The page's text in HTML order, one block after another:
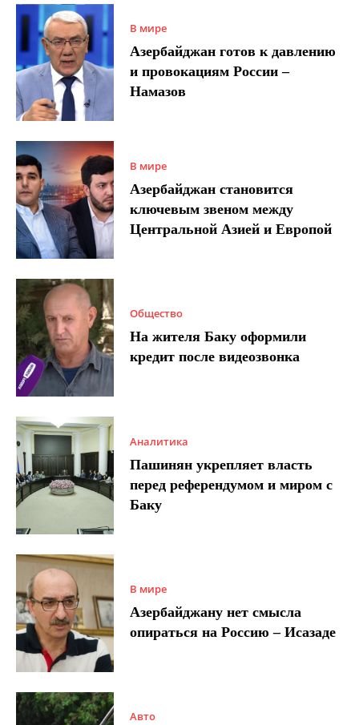
В мире
Азербайджан готов к давлению
и провокациям России –
Намазов
В мире
Азербайджан становится
ключевым звеном между
Центральной Азией и Европой
Общество
На жителя Баку оформили
кредит после видеозвонка
Аналитика
Пашинян укрепляет власть
перед референдумом и миром с
Баку
В мире
Азербайджану нет смысла
опираться на Россию – Исазаде
Авто